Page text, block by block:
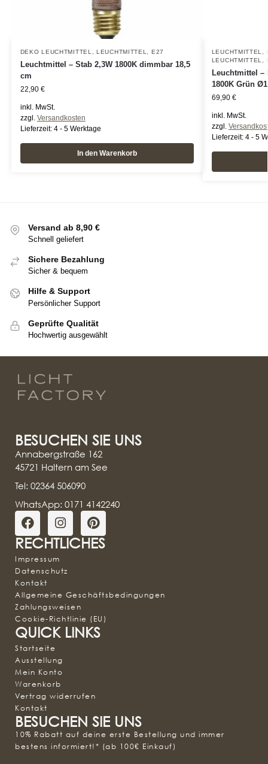
DEKO LEUCHTMITTEL ,LEUCHTMITTEL E27
Leuchtmittel – Stab 2,3W 1800K dimmbar 18,5
cm
22,90 €
inkl. MwSt.
zzgl. Versandkosten
Lieferzeit: 4 - 5 Werktage
In den Warenkorb
LEUCHTMITTEL
LEUCHTMITTEL
Leuchtmittel –
1800K Grün
69,90 €
inkl. MwSt.
zzgl.
Lieferzeit: 4 - 5
Versand ab 8,90 €
Schnell geliefert
Sichere Bezahlung
Sicher & bequem
Hilfe & Support
Persönlicher Support
Geprüfte Qualität
Hochwertig ausgewählt
BESUCHEN SIE UNS
Annabergstraße 162
45721 Haltern am See
Tel: 02364 506090
WhatsApp: 0171 4142240
RECHTLICHES
Impressum
Datenschutz
Kontakt
Allgemeine Geschäftsbedingungen
Zahlungsweisen
Cookie-Richtlinie (EU)
QUICK LINKS
Startseite
Ausstellung
Mein Konto
Warenkorb
Vertrag widerrufen
Kontakt
BESUCHEN SIE UNS
10% Rabatt auf deine erste Bestellung und immer
bestens informiert!* (ab 100€ Einkauf)